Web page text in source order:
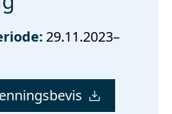
29.11.2023–